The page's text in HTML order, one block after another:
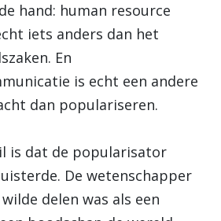
hand: human resource
iets anders dan het
En
is echt een andere
dan populariseren.
is dat de popularisator
De wetenschapper
delen was als een